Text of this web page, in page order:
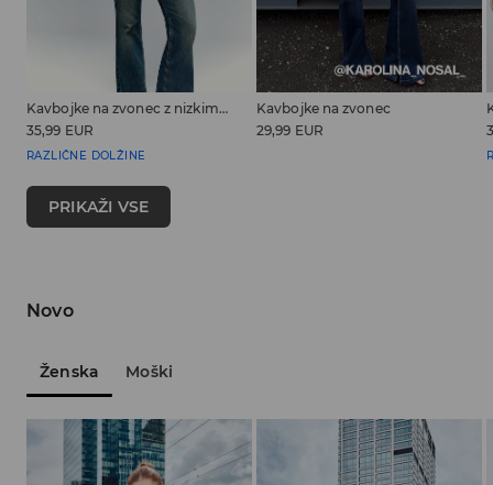
Kavbojke na zvonec z nizkim pasom PETITE
35,99 EUR
RAZLIČNE DOLŽINE
Kavbojke na zvonec
29,99 EUR
PRIKAŽI VSE
Novo
Ženska Moški